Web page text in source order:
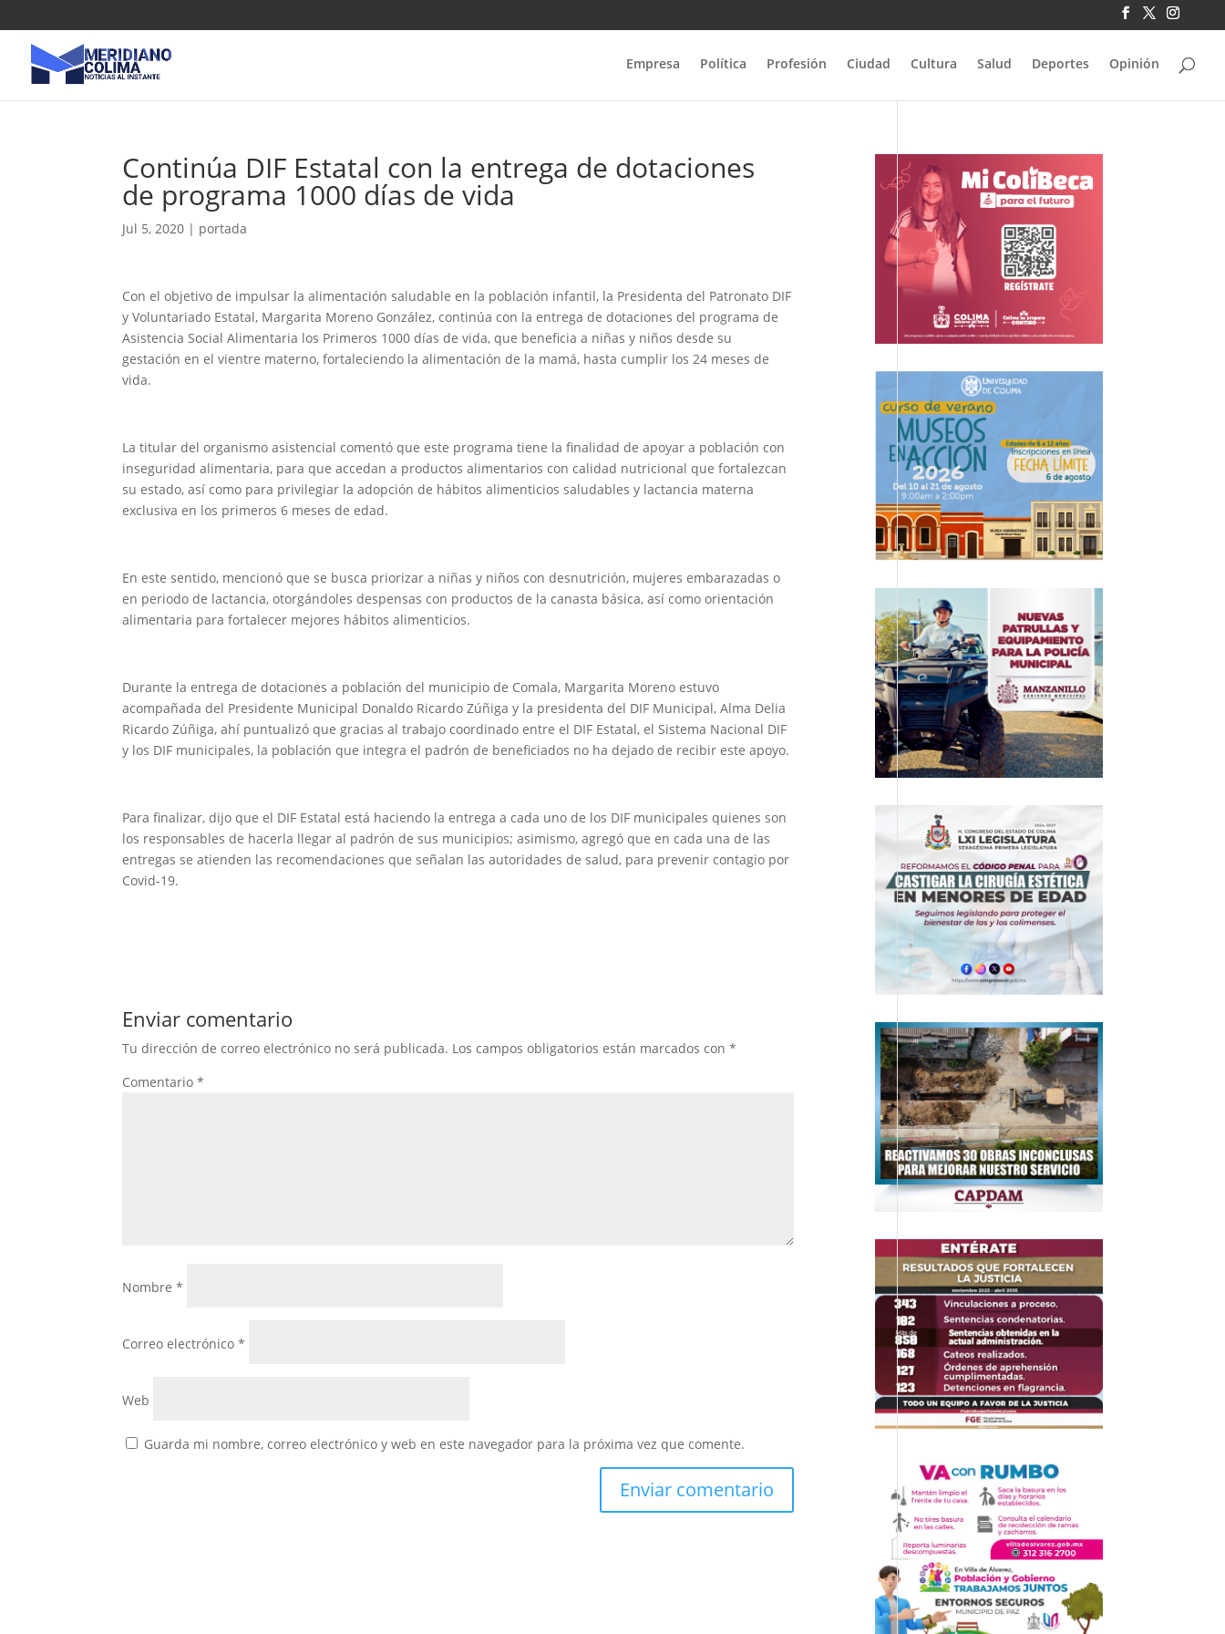
Empresa Política Profesión Ciudad Cultura Salud Deportes Opinión
Continúa DIF Estatal con la entrega de dotaciones
de programa 1000 días de vida
Jul 5, 2020 | portada
Con el objetivo de impulsar la alimentación saludable en la población infantil, la Presidenta del Patronato DIF
y Voluntariado Estatal, Margarita Moreno González, continúa con la entrega de dotaciones del programa de
Asistencia Social Alimentaria los Primeros 1000 días de vida, que beneficia a niñas y niños desde su
gestación en el vientre materno, fortaleciendo la alimentación de la mamá, hasta cumplir los 24 meses de
vida.
La titular del organismo asistencial comentó que este programa tiene la finalidad de apoyar a población con
inseguridad alimentaria, para que accedan a productos alimentarios con calidad nutricional que fortalezcan
su estado, así como para privilegiar la adopción de hábitos alimenticios saludables y lactancia materna
exclusiva en los primeros 6 meses de edad.
En este sentido, mencionó que se busca priorizar a niñas y niños con desnutrición, mujeres embarazadas o
en periodo de lactancia, otorgándoles despensas con productos de la canasta básica, así como orientación
alimentaria para fortalecer mejores hábitos alimenticios.
Durante la entrega de dotaciones a población del municipio de Comala, Margarita Moreno estuvo
acompañada del Presidente Municipal Donaldo Ricardo Zúñiga y la presidenta del DIF Municipal, Alma Delia
Ricardo Zúñiga, ahí puntualizó que gracias al trabajo coordinado entre el DIF Estatal, el Sistema Nacional DIF
y los DIF municipales, la población que integra el padrón de beneficiados no ha dejado de recibir este apoyo.
Para finalizar, dijo que el DIF Estatal está haciendo la entrega a cada uno de los DIF municipales quienes son
los responsables de hacerla llegar al padrón de sus municipios; asimismo, agregó que en cada una de las
entregas se atienden las recomendaciones que señalan las autoridades de salud, para prevenir contagio por
Covid-19.
Enviar comentario
Tu dirección de correo electrónico no será publicada. Los campos obligatorios están marcados con*
Comentario*
Nombre*
Correo electrónico*
Web
Guarda mi nombre, correo electrónico y web en este navegador para la próxima vez que comente.